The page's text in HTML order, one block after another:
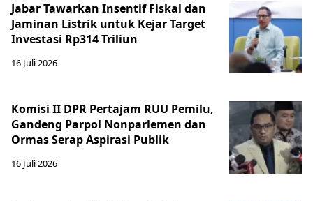
Jabar Tawarkan Insentif Fiskal dan
Jaminan Listrik untuk Kejar Target
Investasi Rp314 Triliun
16 Juli 2026
Komisi II DPR Pertajam RUU Pemilu,
Gandeng Parpol Nonparlemen dan
Ormas Serap Aspirasi Publik
16 Juli 2026